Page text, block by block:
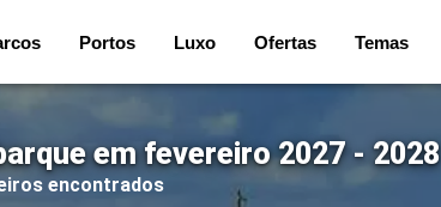
Portos Luxo Ofertas Temas
em fevereiro 2027 - 2028
encontrados